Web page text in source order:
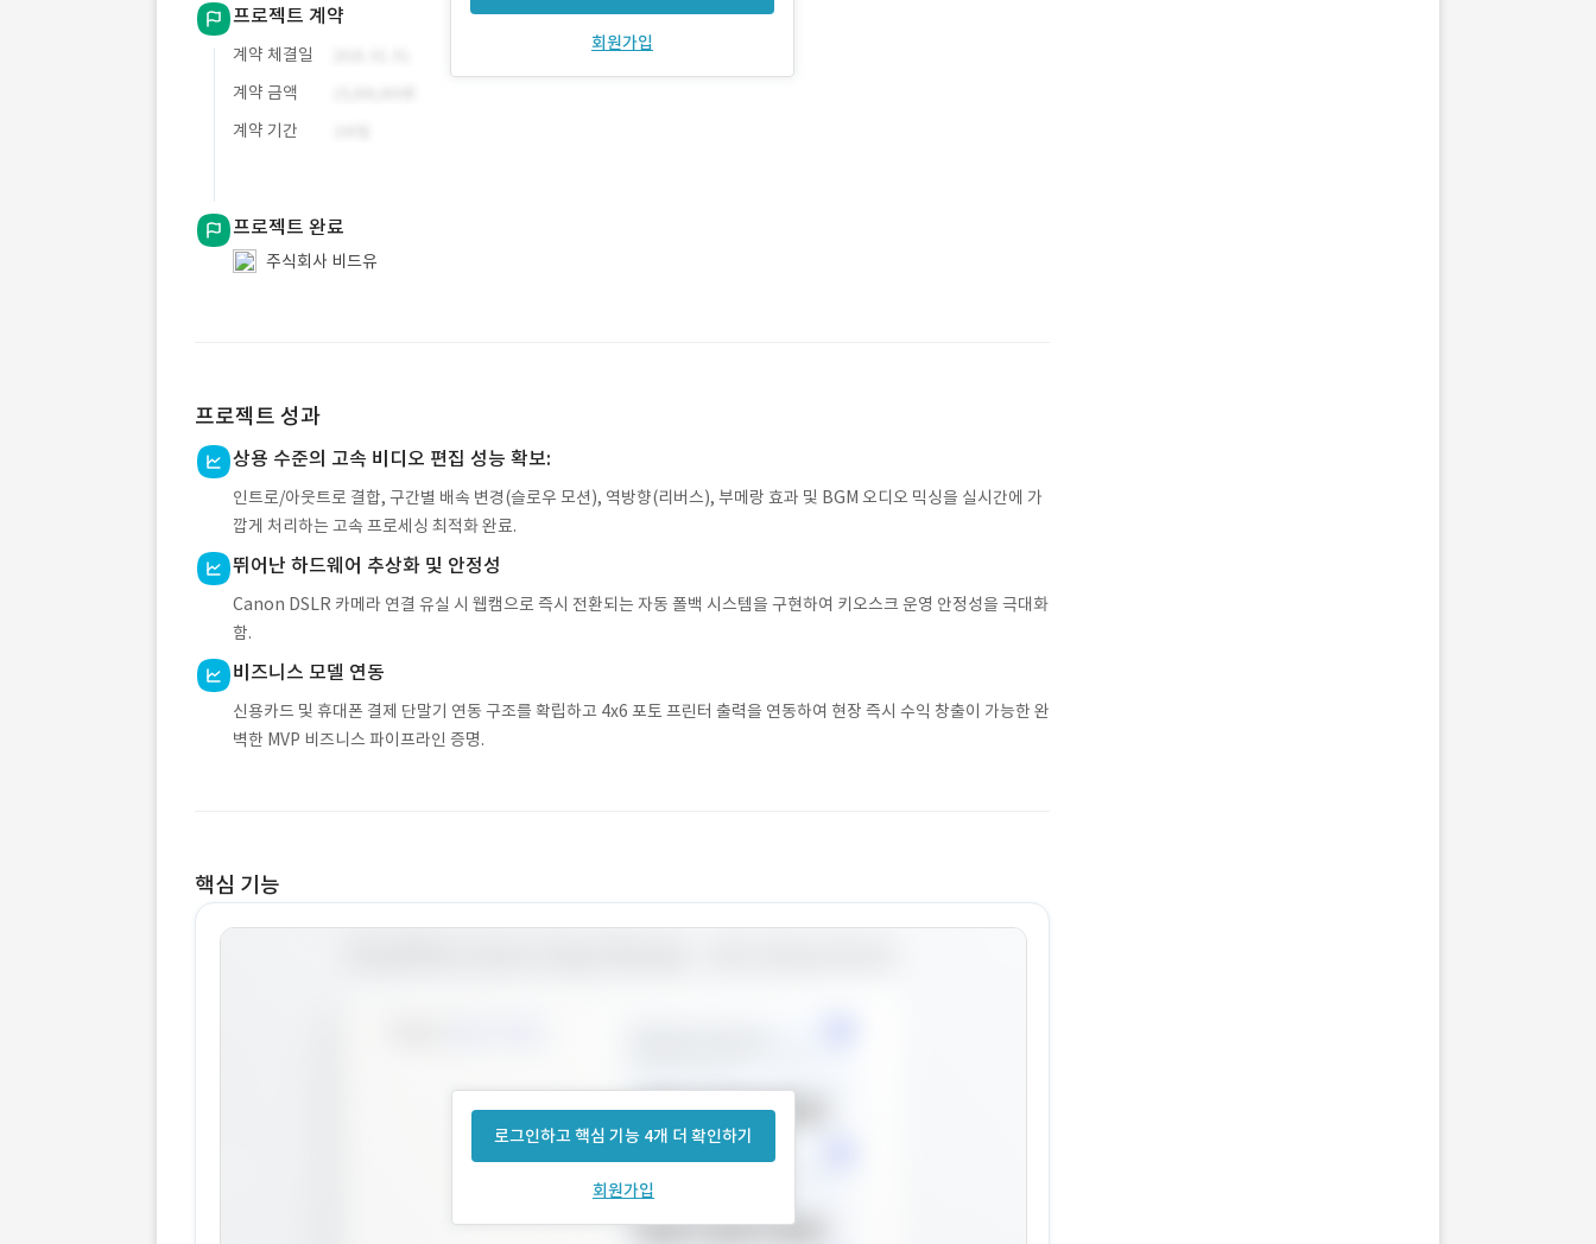
프로젝트 계약
계약 체결일
계약 금액
계약 기간
회원가입
프로젝트 완료
주식회사 비드유
프로젝트 성과
상용 수준의 고속 비디오 편집 성능 확보:
인트로/아웃트로 결합, 구간별 배속 변경(슬로우 모션), 역방향(리버스), 부메랑 효과 및 BGM 오디오 믹싱을 실시간에 가
깝게 처리하는 고속 프로세싱 최적화 완료.
뛰어난 하드웨어 추상화 및 안정성
Canon DSLR 카메라 연결 유실 시 웹캠으로 즉시 전환되는 자동 폴백 시스템을 구현하여 키오스크 운영 안정성을 극대화
함.
비즈니스 모델 연동
신용카드 및 휴대폰 결제 단말기 연동 구조를 확립하고 4x6 포토 프린터 출력을 연동하여 현장 즉시 수익 창출이 가능한 완
벽한 MVP 비즈니스 파이프라인 증명.
핵심 기능
로그인하고 핵심 기능 4개 더 확인하기
회원가입